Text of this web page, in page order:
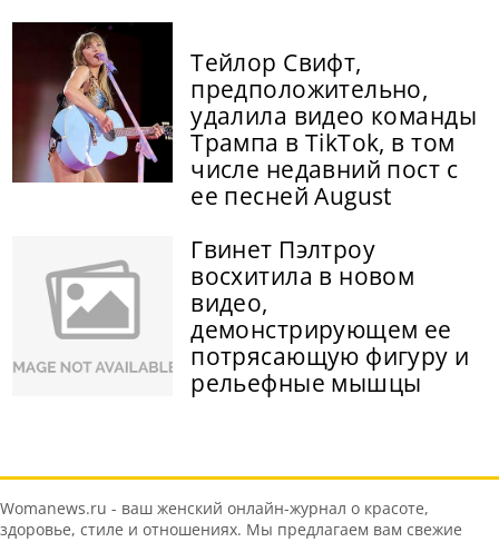
Тейлор Свифт,
предположительно,
удалила видео команды
Трампа в TikTok, в том
числе недавний пост с
ее песней August
Гвинет Пэлтроу
восхитила в новом
видео,
демонстрирующем ее
потрясающую фигуру и
рельефные мышцы
Womanews.ru - ваш женский онлайн-журнал о красоте,
здоровье, стиле и отношениях. Мы предлагаем вам свежие